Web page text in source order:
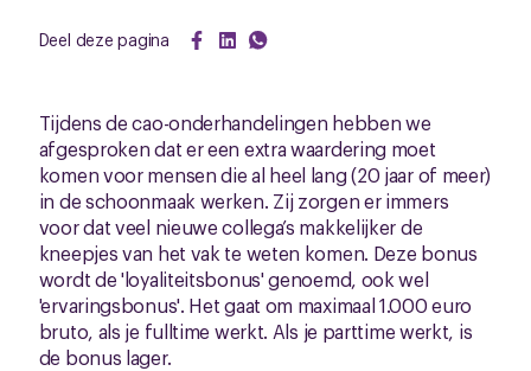
Deel deze pagina
Tijdens de cao-onderhandelingen hebben we
afgesproken dat er een extra waardering moet
komen voor mensen die al heel lang (20 jaar of meer)
in de schoonmaak werken. Zij zorgen er immers
voor dat veel nieuwe collega’s makkelijker de
kneepjes van het vak te weten komen. Deze bonus
wordt de 'loyaliteitsbonus' genoemd, ook wel
'ervaringsbonus'. Het gaat om maximaal 1.000 euro
bruto, als je fulltime werkt. Als je parttime werkt, is
de bonus lager.